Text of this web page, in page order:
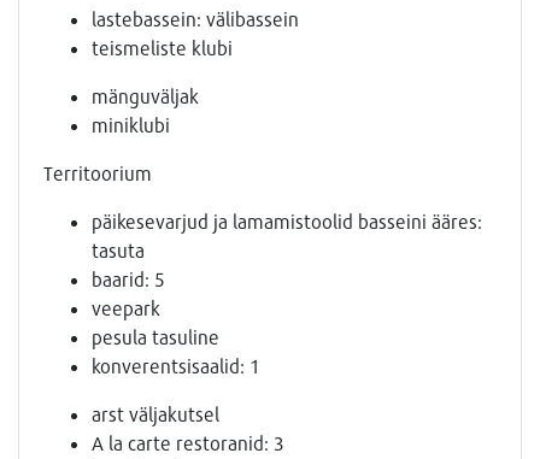
lastebassein: välibassein
teismeliste klubi
mänguväljak
miniklubi
Territoorium
päikesevarjud ja lamamistoolid basseini ääres:
tasuta
baarid: 5
veepark
pesula tasuline
konverentsisaalid: 1
arst väljakutsel
A la carte restoranid: 3